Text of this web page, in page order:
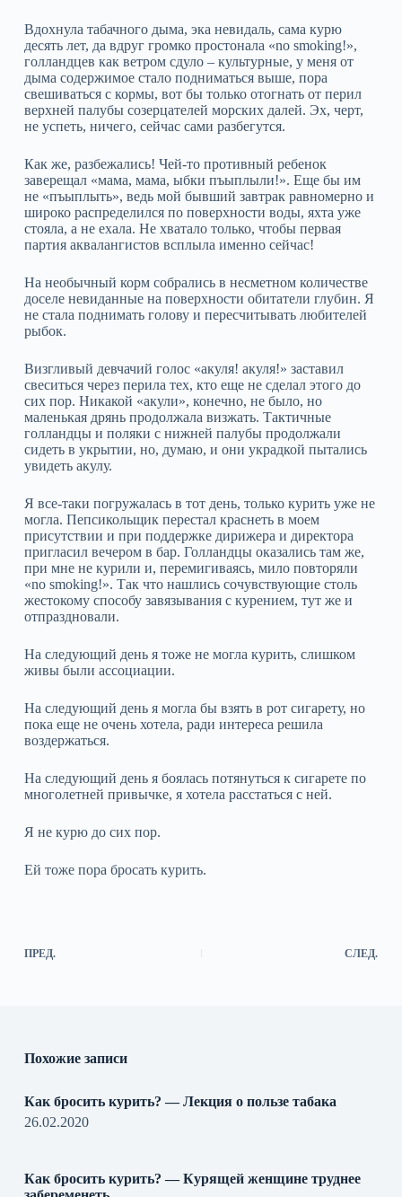
Вдохнула табачного дыма, эка невидаль, сама курю
десять лет, да вдруг громко простонала «no smoking!»,
голландцев как ветром сдуло – культурные, у меня от
дыма содержимое стало подниматься выше, пора
свешиваться с кормы, вот бы только отогнать от перил
верхней палубы созерцателей морских далей. Эх, черт,
не успеть, ничего, сейчас сами разбегутся.
Как же, разбежались! Чей-то противный ребенок
заверещал «мама, мама, ыбки пъыплыли!». Еще бы им
не «пъыплыть», ведь мой бывший завтрак равномерно и
широко распределился по поверхности воды, яхта уже
стояла, а не ехала. Не хватало только, чтобы первая
партия аквалангистов всплыла именно сейчас!
На необычный корм собрались в несметном количестве
доселе невиданные на поверхности обитатели глубин. Я
не стала поднимать голову и пересчитывать любителей
рыбок.
Визгливый девчачий голос «акуля! акуля!» заставил
свеситься через перила тех, кто еще не сделал этого до
сих пор. Никакой «акули», конечно, не было, но
маленькая дрянь продолжала визжать. Тактичные
голландцы и поляки с нижней палубы продолжали
сидеть в укрытии, но, думаю, и они украдкой пытались
увидеть акулу.
Я все-таки погружалась в тот день, только курить уже не
могла. Пепсикольщик перестал краснеть в моем
присутствии и при поддержке дирижера и директора
пригласил вечером в бар. Голландцы оказались там же,
при мне не курили и, перемигиваясь, мило повторяли
«no smoking!». Так что нашлись сочувствующие столь
жестокому способу завязывания с курением, тут же и
отпраздновали.
На следующий день я тоже не могла курить, слишком
живы были ассоциации.
На следующий день я могла бы взять в рот сигарету, но
пока еще не очень хотела, ради интереса решила
воздержаться.
На следующий день я боялась потянуться к сигарете по
многолетней привычке, я хотела расстаться с ней.
Я не курю до сих пор.
Ей тоже пора бросать курить.
ПРЕД. СЛЕД.
Похожие записи
Как бросить курить? — Лекция о пользе табака
26.02.2020
Как бросить курить? — Курящей женщине труднее